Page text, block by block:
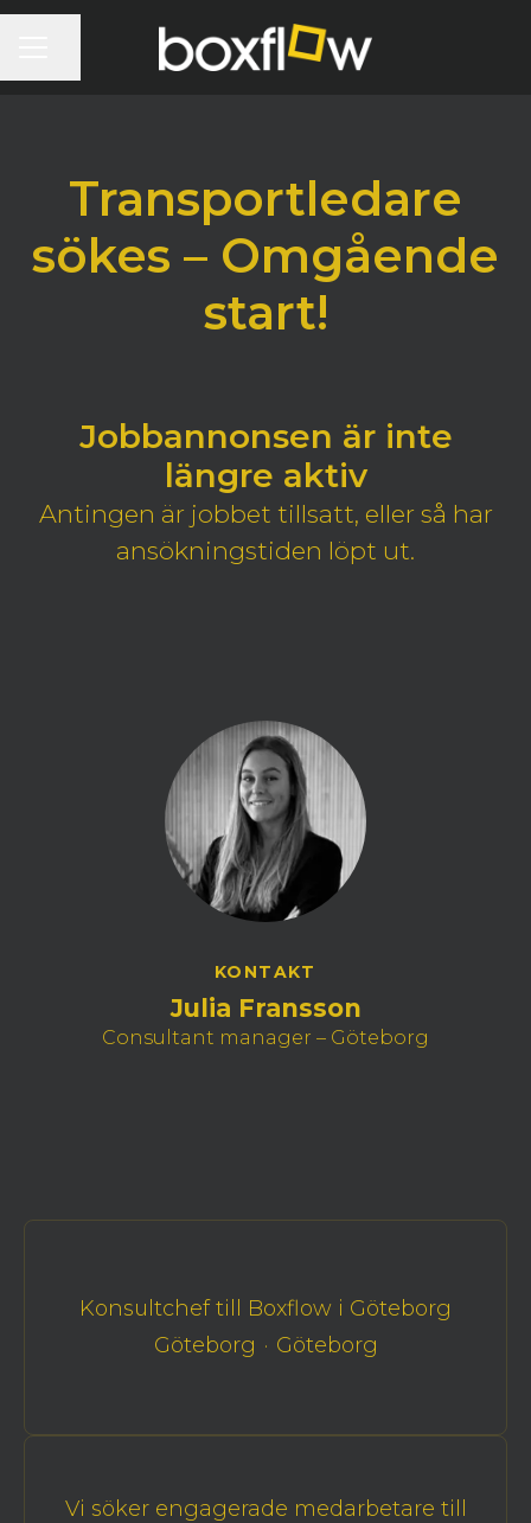
Transportledare
sökes – Omgående
start!
Jobbannonsen är inte
längre aktiv
Antingen är jobbet tillsatt, eller så har
ansökningstiden löpt ut.
KONTAKT
Julia Fransson
Consultant manager – Göteborg
Konsultchef till Boxflow i Göteborg
Göteborg · Göteborg
Vi söker engagerade medarbetare till